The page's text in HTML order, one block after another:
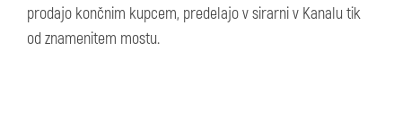
prodajo končnim kupcem, predelajo v sirarni v Kanalu tik
od znamenitem mostu.